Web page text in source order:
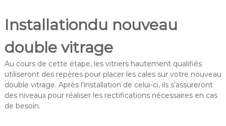
Installationdu nouveau
double vitrage
Au cours de cette étape, les vitriers hautement qualifiés
utiliseront des repères pour placer les cales sur votre nouveau
double vitrage. Après l’installation de celui-ci, ils s’assureront
des niveaux pour réaliser les rectifications nécessaires en cas
de besoin.